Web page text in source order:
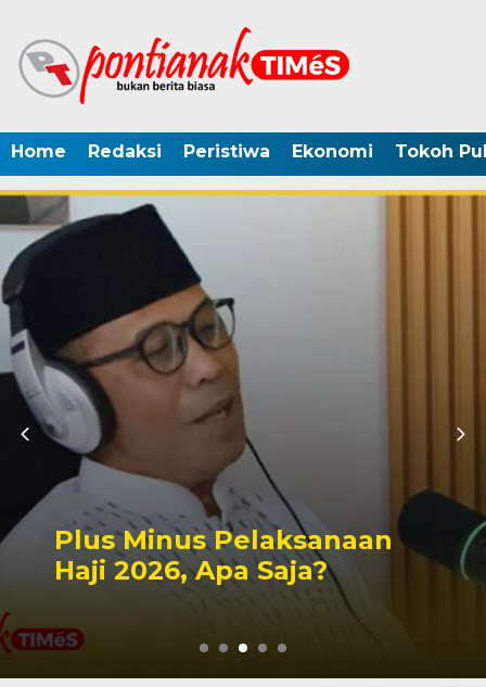
Home Redaksi Peristiwa Ekonomi Tokoh
Peluang Dapil DPR RI
Singbebas Terbuka untuk
2029